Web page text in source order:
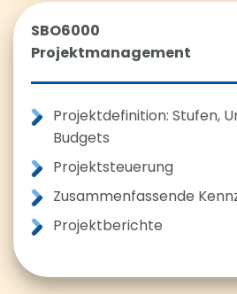
SBO6000
Projektmanagement
Projektdefinition: Stufen,
Budgets
Projektsteuerung
Zusammenfassende
Projektberichte